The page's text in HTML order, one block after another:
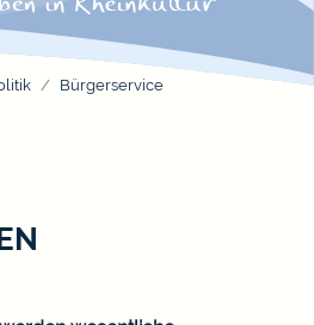
Bürgerservice